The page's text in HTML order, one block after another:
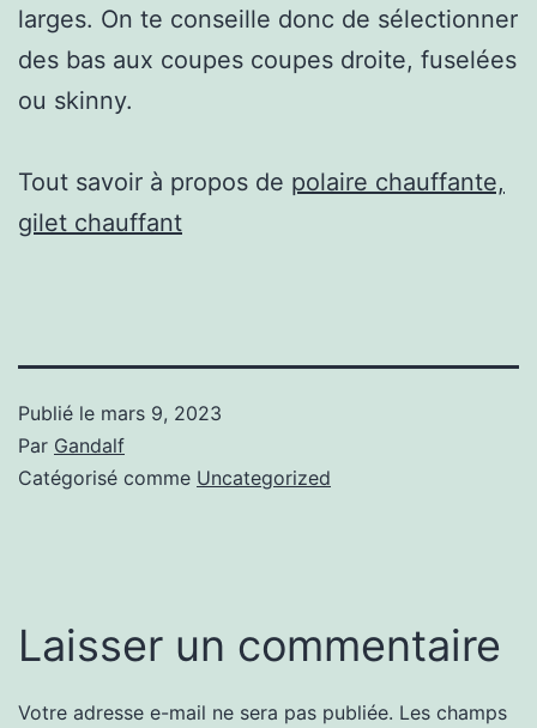
larges. On te conseille donc de sélectionner
des bas aux coupes coupes droite, fuselées
ou skinny.
Tout savoir à propos de polaire chauffante,
gilet chauffant
Publié le mars 9, 2023
Par Gandalf
Catégorisé comme Uncategorized
Laisser un commentaire
Votre adresse e-mail ne sera pas publiée. Les champs